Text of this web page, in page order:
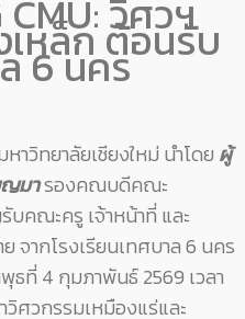
วิศวฯ
เหล็ก ต้อนรับ
6 นคร
ยาลัยเชียงใหม่ นำโดย ผู้
มารองคณบดีคณะ
บคณะครู เจ้าหน้าที่ และ
จากโรงเรียนเทศบาล 6 นคร
ธที่ 4 กุมภาพันธ์ 2569 เวลา
วิศวกรรมเหมืองแร่และ